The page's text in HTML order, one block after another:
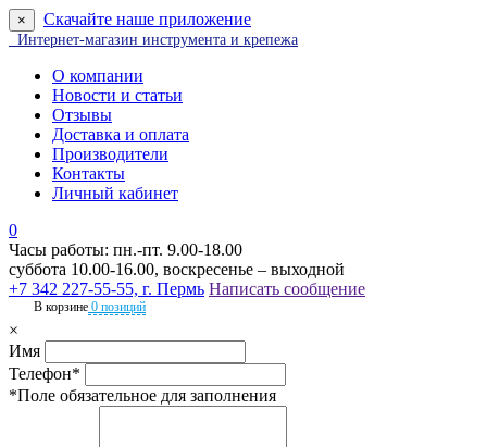
× Скачайте наше приложение
Интернет-магазин инструмента и крепежа
О компании
Новости и статьи
Отзывы
Доставка и оплата
Производители
Контакты
Личный кабинет
0
Часы работы: пн.-пт. 9.00-18.00
суббота 10.00-16.00, воскресенье – выходной
+7 342 227-55-55, г. Пермь Написать сообщение
В корзине 0 позиций
×
Имя
Телефон*
*Поле обязательное для заполнения